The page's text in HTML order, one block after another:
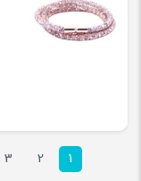
1
2
3